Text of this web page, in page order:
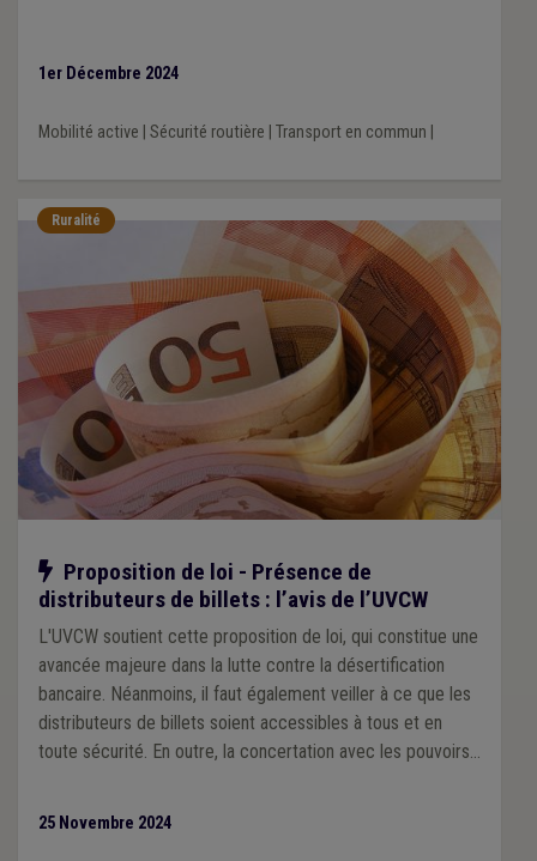
1er Décembre 2024
Mobilité active Sécurité routière Transport en commun
Ruralité
Notre action
Proposition de loi - Présence de
distributeurs de billets : l’avis de l’UVCW
L'UVCW soutient cette proposition de loi, qui constitue une
avancée majeure dans la lutte contre la désertification
bancaire. Néanmoins, il faut également veiller à ce que les
distributeurs de billets soient accessibles à tous et en
toute sécurité. En outre, la concertation avec les pouvoirs
25 Novembre 2024